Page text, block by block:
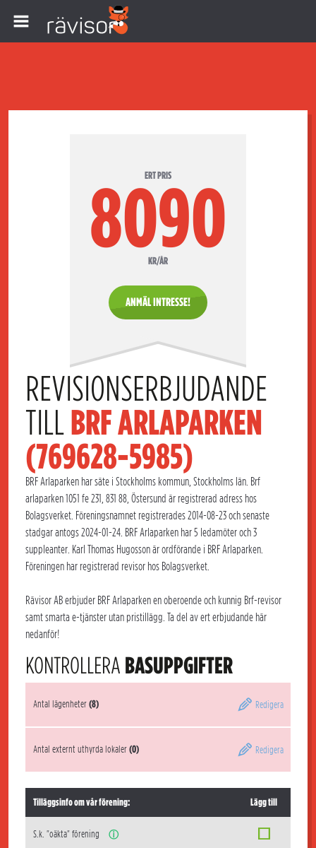
ERT PRIS
8090
KR/ÅR
ANMÄL INTRESSE!
REVISIONSERBJUDANDE
TILL BRF ARLAPARKEN
(769628-5985)
BRF Arlaparken har säte i Stockholms kommun, Stockholms län. Brf
arlaparken 1051 fe 231, 831 88, Östersund är registrerad adress hos
Bolagsverket. Föreningsnamnet registrerades 2014-08-23 och senaste
stadgar antogs 2024-01-24. BRF Arlaparken har 5 ledamöter och 3
suppleanter. Karl Thomas Hugosson är ordförande i BRF Arlaparken.
Föreningen har registrerad revisor hos Bolagsverket.
Rävisor AB erbjuder BRF Arlaparken en oberoende och kunnig Brf-revisor
samt smarta e-tjänster utan pristillägg. Ta del av ert erbjudande här
nedanför!
KONTROLLERA BASUPPGIFTER
Antal lägenheter(8) Redigera
Antal externt uthyrda lokaler(0) Redigera
Tilläggsinfo om vår förening: Lägg till
S.k. "oäkta" förening ⓘ